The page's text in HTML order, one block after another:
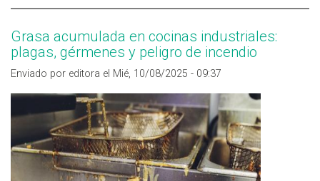
Grasa acumulada en cocinas industriales:
plagas, gérmenes y peligro de incendio
Enviado por editora el Mié, 10/08/2025 - 09:37